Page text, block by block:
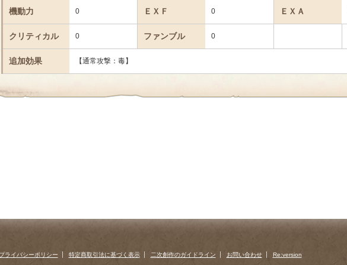
機動力 0 ＥＸＦ 0 ＥＸＡ
クリティカル 0 ファンブル 0
追加効果 【通常攻撃：毒】
ライバシーポリシー 特定商取引法に基づく表示 二次創作のガイドライン お問い合わせ Re:version